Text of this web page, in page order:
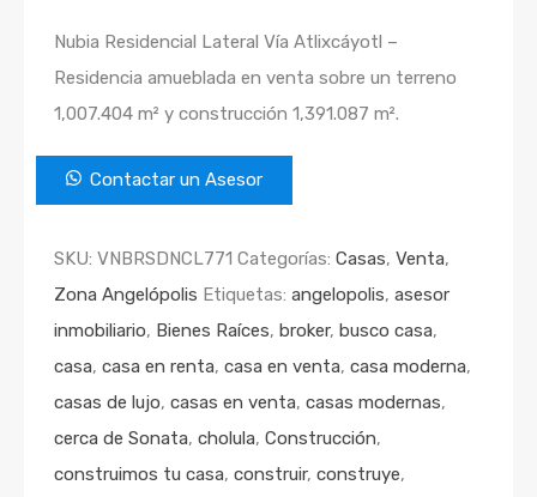
Nubia Residencial Lateral Vía Atlixcáyotl –
Residencia amueblada en venta sobre un terreno
1,007.404 m² y construcción 1,391.087 m².
Contactar un Asesor
SKU: VNBRSDNCL771 Categorías: Casas, Venta,
Zona Angelópolis Etiquetas: angelopolis, asesor
inmobiliario, Bienes Raíces, broker, busco casa,
casa, casa en renta, casa en venta, casa moderna,
casas de lujo, casas en venta, casas modernas,
cerca de Sonata, cholula, Construcción,
construimos tu casa, construir, construye,